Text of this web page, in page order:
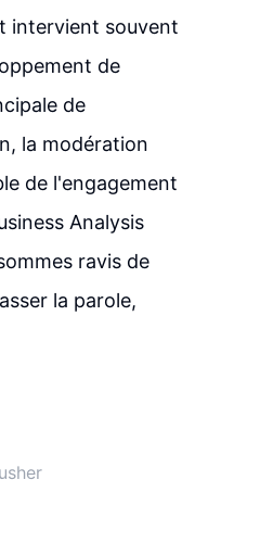
intervient souvent
de
de
la modération
de l'engagement
Analysis
ravis de
la parole,